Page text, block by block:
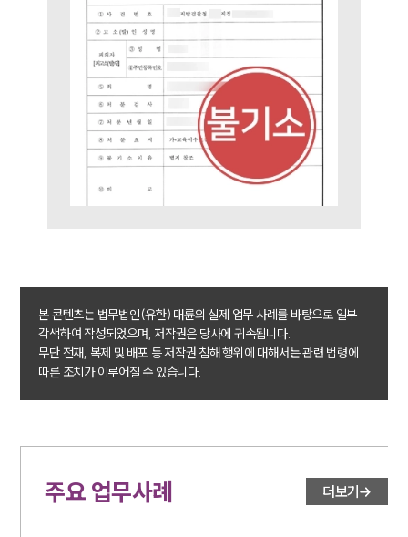
주요 업무사례
사례분석/최신동향
법률정보
법률지식인
고객후기
업무분야
성범죄대응부 업무
성범죄전문변호사
소식/자료
법률 블로그
뉴스레터/브로슈어
본 콘텐츠는 법무법인(유한) 대륜의 실제 업무 사례를 바탕으로 일부
각색하여 작성되었으며, 저작권은 당사에 귀속됩니다.
무단 전재, 복제 및 배포 등 저작권 침해 행위에 대해서는 관련 법령에
따른 조치가 이루어질 수 있습니다.
주요 업무사례 더보기